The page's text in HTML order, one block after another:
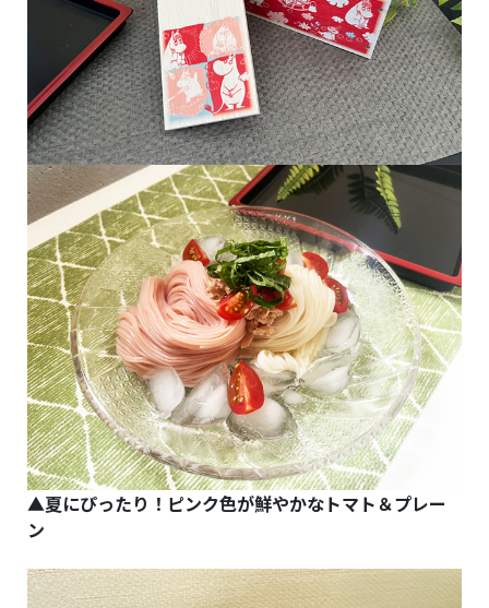
▲夏にぴったり！ピンク色が鮮やかなトマト＆プレー
ン